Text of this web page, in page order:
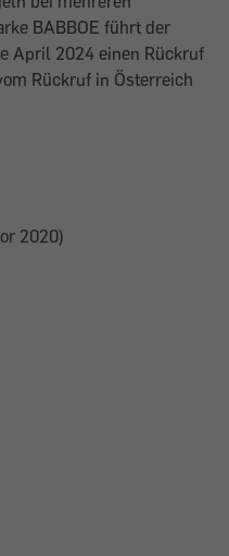
BABBOE führt der
April 2024 einen Rückruf
Rückruf in Österreich
2020)